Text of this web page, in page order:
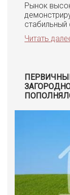
Рынок
стабильный
Читать